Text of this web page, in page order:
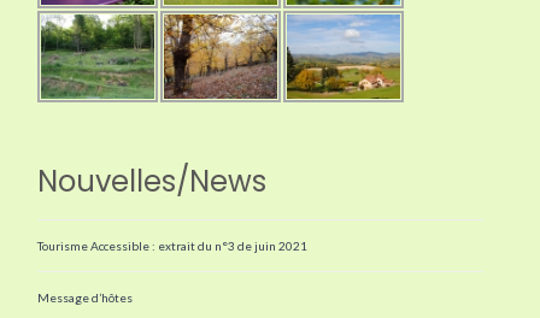
Nouvelles/News
Tourisme Accessible : extrait du n°3 de juin 2021
Message d’hôtes